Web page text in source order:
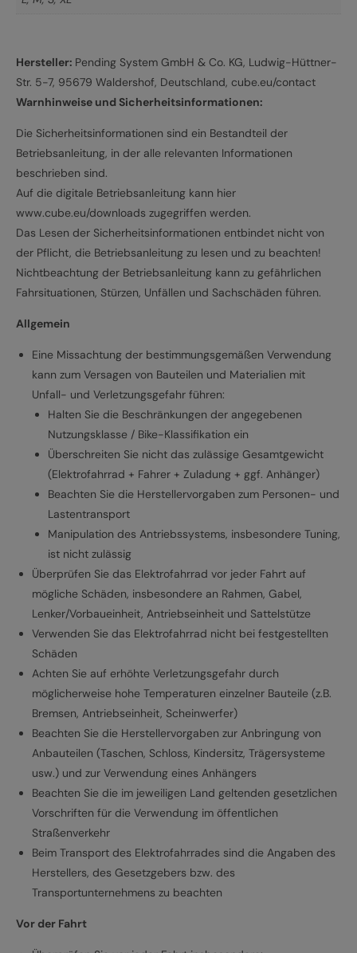
Hersteller: Pending System GmbH & Co. KG, Ludwig-Hüttner-
Str. 5-7, 95679 Waldershof, Deutschland, cube.eu/contact
Warnhinweise und Sicherheitsinformationen:
Die Sicherheitsinformationen sind ein Bestandteil der
Betriebsanleitung, in der alle relevanten Informationen
beschrieben sind.
Auf die digitale Betriebsanleitung kann hier
www.cube.eu/downloads zugegriffen werden.
Das Lesen der Sicherheitsinformationen entbindet nicht von
der Pflicht, die Betriebsanleitung zu lesen und zu beachten!
Nichtbeachtung der Betriebsanleitung kann zu gefährlichen
Fahrsituationen, Stürzen, Unfällen und Sachschäden führen.
Allgemein
Eine Missachtung der bestimmungsgemäßen Verwendung
kann zum Versagen von Bauteilen und Materialien mit
Unfall- und Verletzungsgefahr führen:
Halten Sie die Beschränkungen der angegebenen
Nutzungsklasse / Bike-Klassifikation ein
Überschreiten Sie nicht das zulässige Gesamtgewicht
(Elektrofahrrad + Fahrer + Zuladung + ggf. Anhänger)
Beachten Sie die Herstellervorgaben zum Personen- und
Lastentransport
Manipulation des Antriebssystems, insbesondere Tuning,
ist nicht zulässig
Überprüfen Sie das Elektrofahrrad vor jeder Fahrt auf
mögliche Schäden, insbesondere an Rahmen, Gabel,
Lenker/Vorbaueinheit, Antriebseinheit und Sattelstütze
Verwenden Sie das Elektrofahrrad nicht bei festgestellten
Schäden
Achten Sie auf erhöhte Verletzungsgefahr durch
möglicherweise hohe Temperaturen einzelner Bauteile (z.B.
Bremsen, Antriebseinheit, Scheinwerfer)
Beachten Sie die Herstellervorgaben zur Anbringung von
Anbauteilen (Taschen, Schloss, Kindersitz, Trägersysteme
usw.) und zur Verwendung eines Anhängers
Beachten Sie die im jeweiligen Land geltenden gesetzlichen
Vorschriften für die Verwendung im öffentlichen
Straßenverkehr
Beim Transport des Elektrofahrrades sind die Angaben des
Herstellers, des Gesetzgebers bzw. des
Transportunternehmens zu beachten
Vor der Fahrt